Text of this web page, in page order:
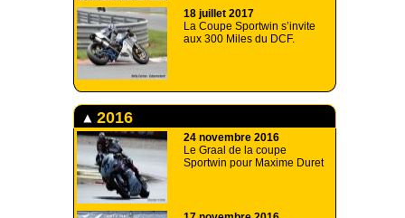
18 juillet 2017
La Coupe Sportwin s’invite
aux 300 Miles du DCF.
2016
24 novembre 2016
Le Graal de la coupe
Sportwin pour Maxime Duret